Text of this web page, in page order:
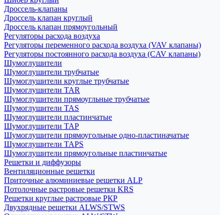
Дроссель-клапаны
Дроссель клапан круглый
Дроссель клапан прямоугольный
Регуляторы расхода воздуха
Регуляторы переменного расхода воздуха (VAV клапаны)
Регуляторы постоянного расхода воздуха (CAV клапаны)
Шумоглушители
Шумоглушители трубчатые
Шумоглушители круглые трубчатые
Шумоглушители TAR
Шумоглушители прямоугльные трубчатые
Шумоглушители TAS
Шумоглушители пластинчатые
Шумоглушители TAP
Шумоглушители прямоугольные одно-пластиначатые
Шумоглушители TAPS
Шумоглушители прямоугольные пластинчатые
Решетки и диффузоры
Вентиляционные решетки
Приточные алюминиевые решетки ALP
Потолочные растровые решетки KRS
Решетки круглые растровые РКР
Двухрядные решетки ALWS/STWS